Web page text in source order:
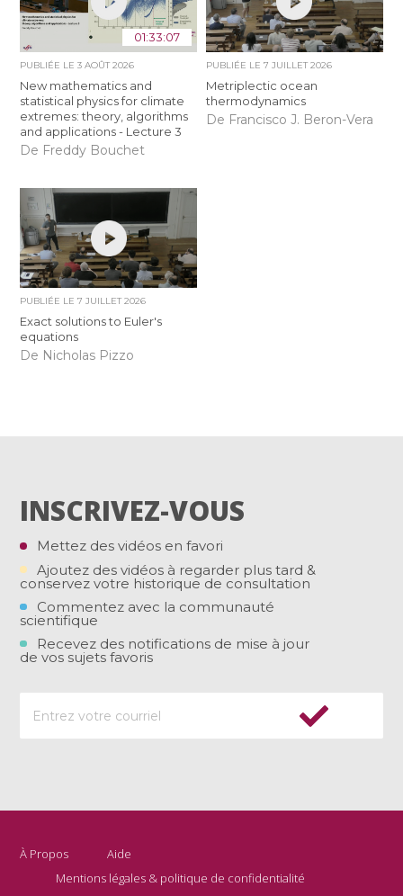
01:33:07
PUBLIÉE LE3 AOÛT 2026
New mathematics and
statistical physics for climate
extremes: theory, algorithms
and applications - Lecture 3
De Freddy Bouchet
PUBLIÉE LE 7 JUILLET 2026
Metriplectic ocean
thermodynamics
De Francisco J. Beron-Vera
PUBLIÉE LE7 JUILLET 2026
Exact solutions to Euler's
equations
De Nicholas Pizzo
INSCRIVEZ-VOUS
Mettez des vidéos en favori
Ajoutez des vidéos à regarder plus tard &
conservez votre historique de consultation
Commentez avec la communauté
scientifique
Recevez des notifications de mise à jour
de vos sujets favoris
À Propos
Aide
Mentions légales & politique de confidentialité